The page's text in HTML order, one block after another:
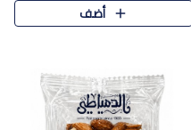
حلوى شرقية أنيقه بطابع مميز.
أضف